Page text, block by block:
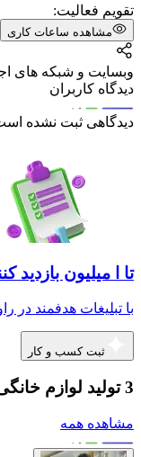
تقویم فعالیت:
مشاهده ساعات کاری
وبسایت و شبکه های
دیدگاه کاربران
دیدگاهی ثبت نشده
تا ا میلیون بازدید
با تبلیغات هدفمند در
ثبت کسب و کار
3 تولید لوازم خانگی برتر فردیس کرج
مشاهده همه